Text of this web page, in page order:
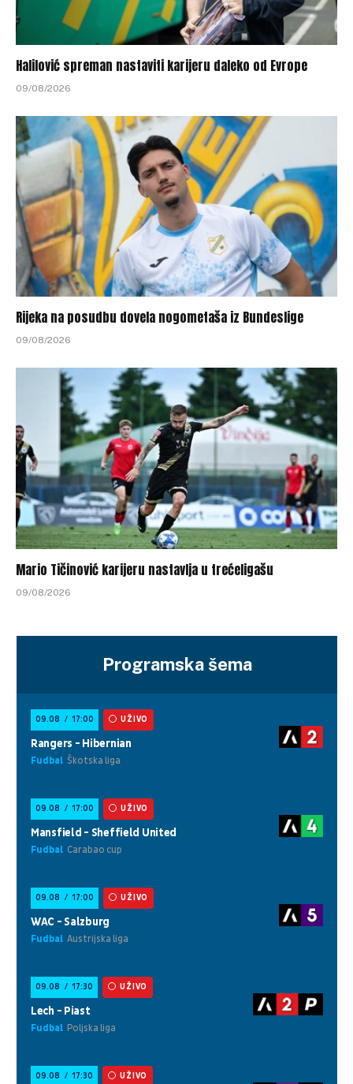
Halilović spreman nastaviti karijeru daleko od Evrope
09/08/2026
Rijeka na posudbu dovela nogometaša iz Bundeslige
09/08/2026
Mario Tičinović karijeru nastavlja u trećeligašu
09/08/2026
Programska šema